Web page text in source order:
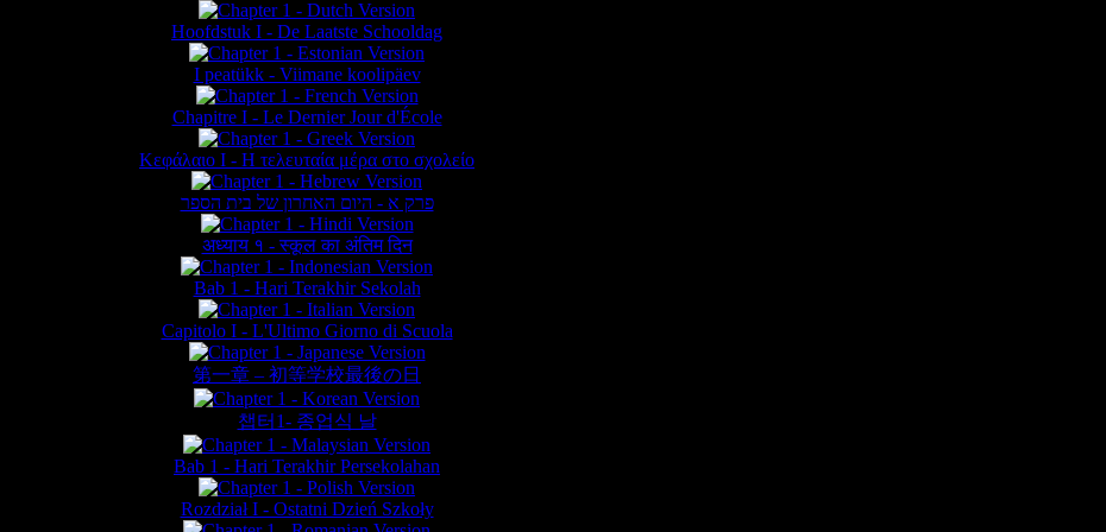
Hoofdstuk I - De Laatste Schooldag
I peatükk - Viimane koolipäev
Chapitre I - Le Dernier Jour d'École
Κεφάλαιο Ι - Η τελευταία μέρα στο σχολείο
פרק א - היום האחרון של בית הספר
अध्याय १ - स्कूल का अंतिम दिन
Bab 1 - Hari Terakhir Sekolah
Capitolo I - L'Ultimo Giorno di Scuola
第一章 – 初等学校最後の日
챕터1- 종업식 날
Bab 1 - Hari Terakhir Persekolahan
Rozdział I - Ostatni Dzień Szkoły